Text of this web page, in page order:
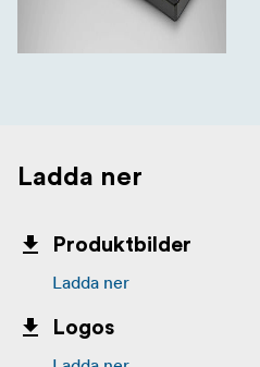
Ladda ner
Produktbilder
Ladda ner
Logos